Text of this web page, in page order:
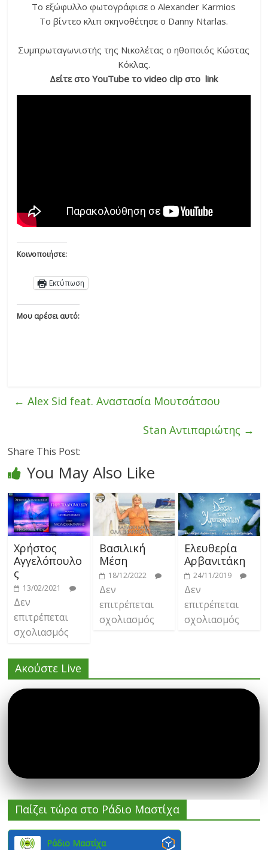
Το εξώφυλλο φωτογράφισε ο Alexander Karmios
Το βίντεο κλιπ σκηνοθέτησε ο Danny Ntarlas.
Συμπρωταγωνιστής της Νικολέτας ο ηθοποιός Κώστας
Κόκλας.
Δείτε στο ΥouΤube το video clip στο link
Κοινοποιήστε:
Εκτύπωση
Μου αρέσει αυτό:
← Alex Sid feat. Αναστασία Μουτσάτσου
Stan Αντιπαριώτης →
Share This Post:
You May Also Like
Χρήστος
Αγγελόπουλο
ς
13/02/2021
Δεν
επιτρέπεται
σχολιασμός
Βασιλική
Μέση
18/12/2022
Δεν
επιτρέπεται
σχολιασμός
Ελευθερία
Αρβανιτάκη
24/11/2019
Δεν
επιτρέπεται
σχολιασμός
Ακούστε Live
Παίζει τώρα στο Ράδιο Μαστίχα
Ράδιο Μαστίχα